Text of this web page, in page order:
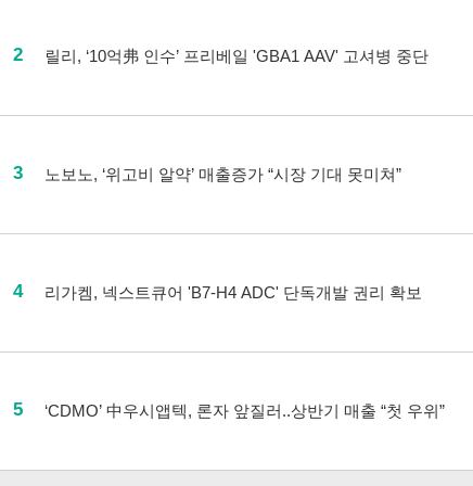
2 릴리, ‘10억弗 인수’ 프리베일 'GBA1 AAV' 고셔병 중단
3 노보노, ‘위고비 알약’ 매출증가 “시장 기대 못미쳐”
4 리가켐, 넥스트큐어 'B7-H4 ADC' 단독개발 권리 확보
5 ‘CDMO’ 中우시앱텍, 론자 앞질러..상반기 매출 “첫 우위”